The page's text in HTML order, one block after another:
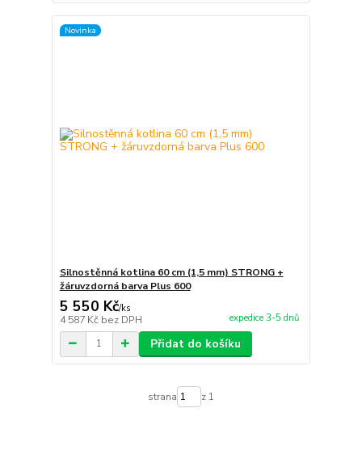
Novinka
Silnostěnná kotlina 60 cm (1,5 mm) STRONG +
žáruvzdorná barva Plus 600
5 550 Kč/ks
4 587 Kč bez DPH expedice 3-5 dnů
Přidat do košíku
strana z 1